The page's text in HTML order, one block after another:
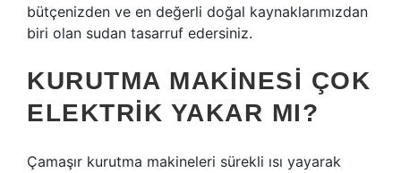
bütçenizden ve en değerli doğal kaynaklarımızdan
biri olan sudan tasarruf edersiniz.
KURUTMA MAKINESI ÇOK
ELEKTRIK YAKAR MI?
Çamaşır kurutma makineleri sürekli ısı yayarak